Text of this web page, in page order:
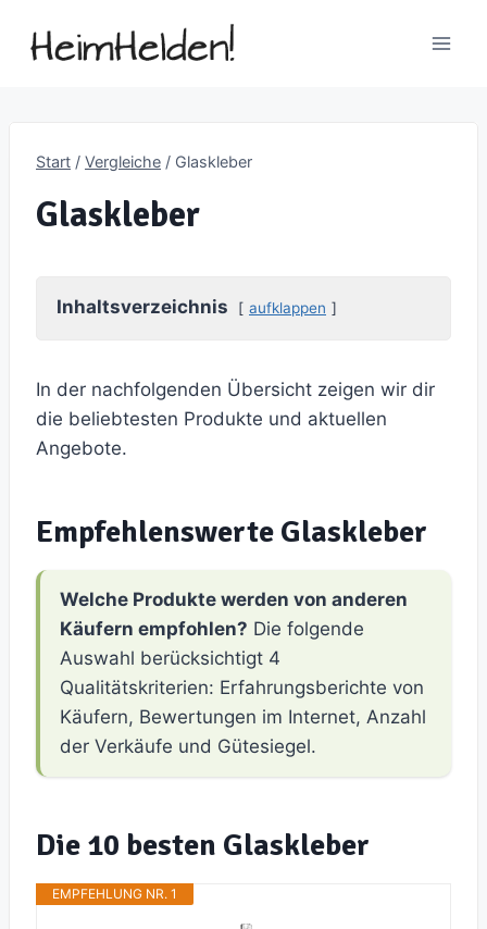
Inhalt
Start / Vergleiche / Glaskleber
Glaskleber
Inhaltsverzeichnis aufklappen
In der nachfolgenden Übersicht zeigen wir dir
die beliebtesten Produkte und aktuellen
Angebote.
Empfehlenswerte Glaskleber
Welche Produkte werden von anderen
Käufern empfohlen? Die folgende
Auswahl berücksichtigt 4
Qualitätskriterien: Erfahrungsberichte von
Käufern, Bewertungen im Internet, Anzahl
der Verkäufe und Gütesiegel.
Die 10 besten Glaskleber
EMPFEHLUNG NR. 1